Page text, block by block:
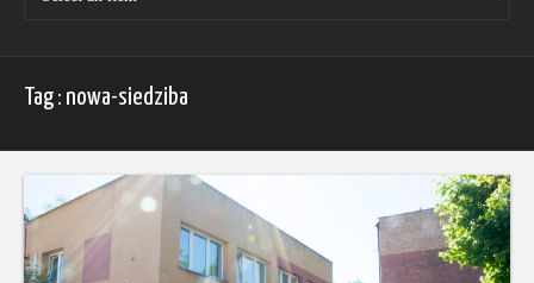
Tag : nowa-siedziba